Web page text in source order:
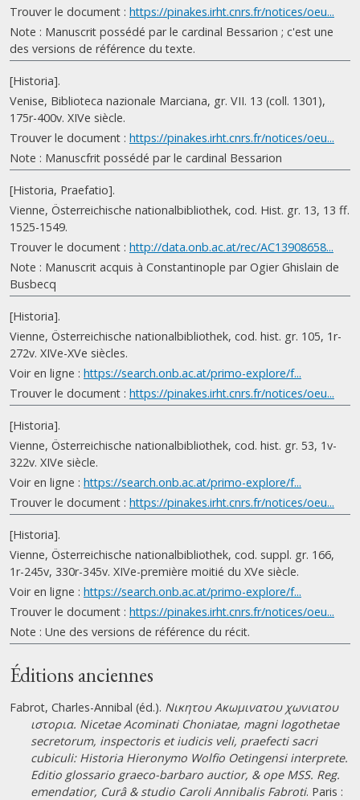
Trouver le document : https://pinakes.irht.cnrs.fr/notices/oeu...
Note : Manuscrit possédé par le cardinal Bessarion ; c'est une
des versions de référence du texte.
[Historia].
Venise, Biblioteca nazionale Marciana, gr. VII. 13 (coll. 1301),
175r-400v. XIVe siècle.
Trouver le document : https://pinakes.irht.cnrs.fr/notices/oeu...
Note : Manuscfrit possédé par le cardinal Bessarion
[Historia, Praefatio].
Vienne, Österreichische nationalbibliothek, cod. Hist. gr. 13, 13 ff.
1525-1549.
Trouver le document : http://data.onb.ac.at/rec/AC13908658...
Note : Manuscrit acquis à Constantinople par Ogier Ghislain de
Busbecq
[Historia].
Vienne, Österreichische nationalbibliothek, cod. hist. gr. 105, 1r-
272v. XIVe-XVe siècles.
Voir en ligne : https://search.onb.ac.at/primo-explore/f...
Trouver le document : https://pinakes.irht.cnrs.fr/notices/oeu...
[Historia].
Vienne, Österreichische nationalbibliothek, cod. hist. gr. 53, 1v-
322v. XIVe siècle.
Voir en ligne : https://search.onb.ac.at/primo-explore/f...
Trouver le document : https://pinakes.irht.cnrs.fr/notices/oeu...
[Historia].
Vienne, Österreichische nationalbibliothek, cod. suppl. gr. 166,
1r-245v, 330r-345v. XIVe-première moitié du XVe siècle.
Voir en ligne : https://search.onb.ac.at/primo-explore/f...
Trouver le document : https://pinakes.irht.cnrs.fr/notices/oeu...
Note : Une des versions de référence du récit.
Éditions anciennes
Fabrot, Charles-Annibal (éd.). Νικητου Ακωμινατου χωνιατου
ιστορια. Nicetae Acominati Choniatae, magni logothetae
secretorum, inspectoris et iudicis veli, praefecti sacri
cubiculi: Historia Hieronymo Wolfio Oetingensi interprete.
Editio glossario graeco-barbaro auctior, & ope MSS. Reg.
emendatior, Curâ & studio Caroli Annibalis Fabroti. Paris :